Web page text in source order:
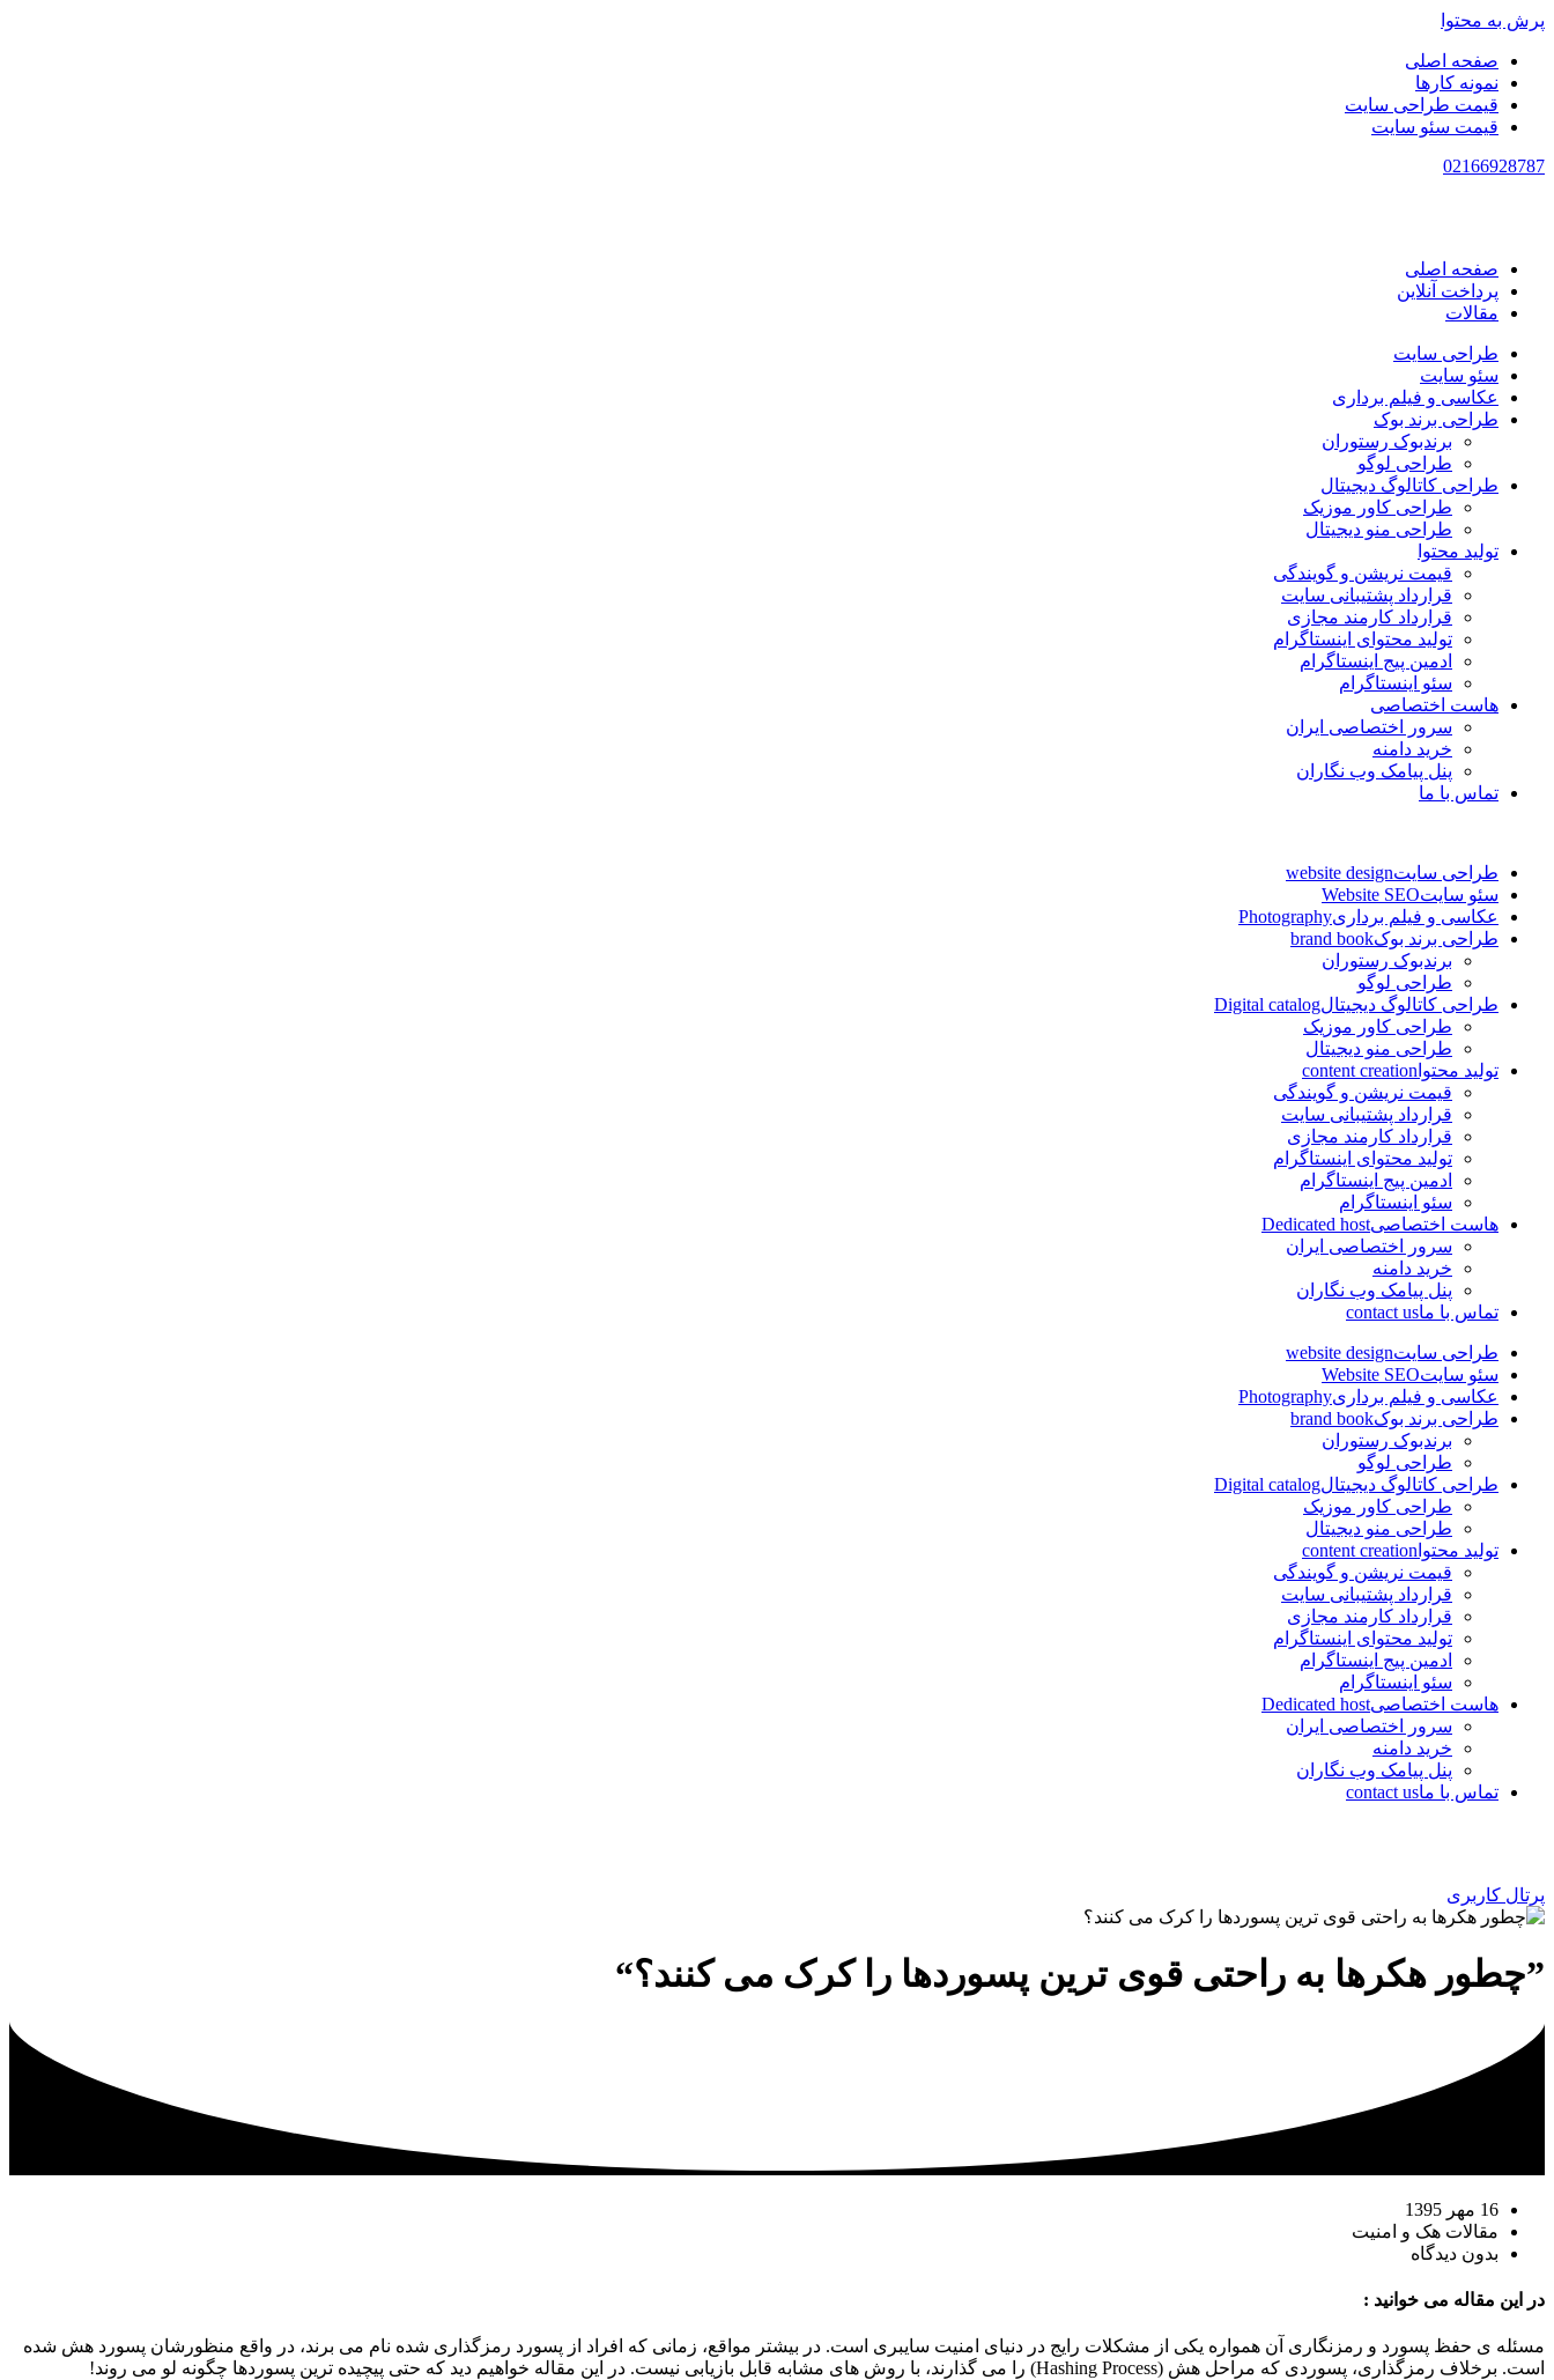
پرش به محتوا
صفحه اصلی
نمونه کارها
قیمت طراحی سایت
قیمت سئو سایت
02166928787
صفحه اصلی
پرداخت آنلاین
مقالات
طراحی سایت
سئو سایت
عکاسی و فیلم برداری
طراحی برند بوک
برندبوک رستوران
طراحی لوگو
طراحی کاتالوگ دیجیتال
طراحی کاور موزیک
طراحی منو دیجیتال
تولید محتوا
قیمت نریشن و گویندگی
قرارداد پشتیبانی سایت
قرارداد کارمند مجازی
تولید محتوای اینستاگرام
ادمین پیج اینستاگرام
سئو اینستاگرام
هاست اختصاصی
سرور اختصاصی ایران
خرید دامنه
پنل پیامک وب نگاران
تماس با ما
طراحی سایتwebsite design
سئو سایتWebsite SEO
عکاسی و فیلم برداریPhotography
طراحی برند بوکbrand book
برندبوک رستوران
طراحی لوگو
طراحی کاتالوگ دیجیتالDigital catalog
طراحی کاور موزیک
طراحی منو دیجیتال
تولید محتوا content creation
قیمت نریشن و گویندگی
قرارداد پشتیبانی سایت
قرارداد کارمند مجازی
تولید محتوای اینستاگرام
ادمین پیج اینستاگرام
سئو اینستاگرام
هاست اختصاصیDedicated host
سرور اختصاصی ایران
خرید دامنه
پنل پیامک وب نگاران
تماس با ماcontact us
طراحی سایتwebsite design
سئو سایتWebsite SEO
عکاسی و فیلم برداریPhotography
طراحی برند بوکbrand book
برندبوک رستوران
طراحی لوگو
طراحی کاتالوگ دیجیتالDigital catalog
طراحی کاور موزیک
طراحی منو دیجیتال
تولید محتوا content creation
قیمت نریشن و گویندگی
قرارداد پشتیبانی سایت
قرارداد کارمند مجازی
تولید محتوای اینستاگرام
ادمین پیج اینستاگرام
سئو اینستاگرام
هاست اختصاصیDedicated host
سرور اختصاصی ایران
خرید دامنه
پنل پیامک وب نگاران
تماس با ماcontact us
پرتال کاربری
”چطور هکرها به راحتی قوی ترین پسوردها را کرک می کنند؟“
16 مهر 1395
مقالات هک و امنیت
بدون دیدگاه
در این مقاله می خوانید :
مسئله ی حفظ پسورد و رمزنگاری آن همواره یکی از مشکلات رایج در دنیای امنیت سایبری است. در بیشتر مواقع، زمانی که افراد از پسورد رمزگذاری شده نام می برند، در واقع منظورشان پسورد هش شده
است. برخلاف رمزگذاری، پسوردی که مراحل هش (Hashing Process) را می گذارند، با روش های مشابه قابل بازیابی نیست. در این مقاله خواهیم دید که حتی پیچیده ترین پسوردها چگونه لو می روند!